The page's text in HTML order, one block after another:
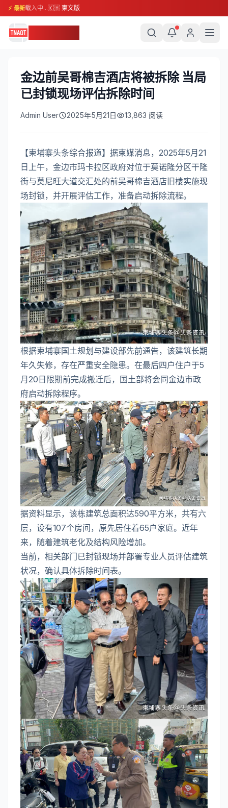
⚡ 最新载入中...🇰🇭 柬文版
金边前吴哥棉吉酒店将被拆除 当局
已封锁现场评估拆除时间
Admin User 2025年5月21日 13,863 阅读
【柬埔寨头条综合报道】据柬媒消息，2025年5月21
日上午，金边市玛卡拉区政府对位于莫诺隆分区干隆
街与莫尼旺大道交汇处的前吴哥棉吉酒店旧楼实施现
场封锁，并开展评估工作，准备启动拆除流程。
根据柬埔寨国土规划与建设部先前通告，该建筑长期
年久失修，存在严重安全隐患。在最后四户住户于5
月20日限期前完成搬迁后，国土部将会同金边市政
府启动拆除程序。
据资料显示，该栋建筑总面积达590平方米，共有六
层，设有107个房间，原先居住着65户家庭。近年
来，随着建筑老化及结构风险增加。
当前，相关部门已封锁现场并部署专业人员评估建筑
状况，确认具体拆除时间表。